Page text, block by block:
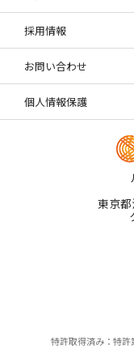
採用情報
お問い合わせ
個人情報保護
東京
特許取得済み：特許